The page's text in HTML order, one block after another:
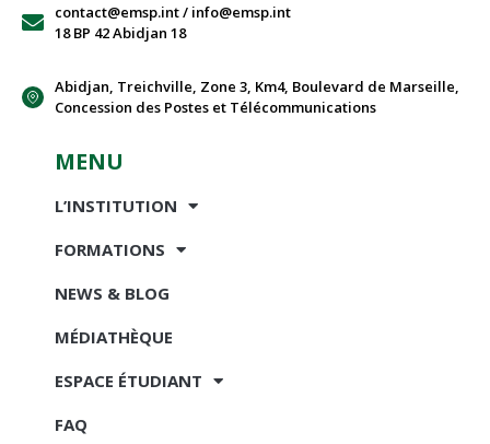
contact@emsp.int / info@emsp.int
18 BP 42 Abidjan 18
Abidjan, Treichville, Zone 3, Km4, Boulevard de Marseille,
Concession des Postes et Télécommunications
MENU
L’INSTITUTION
FORMATIONS
NEWS & BLOG
MÉDIATHÈQUE
ESPACE ÉTUDIANT
FAQ